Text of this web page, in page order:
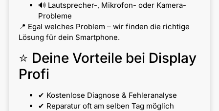
🔊 Lautsprecher-, Mikrofon- oder Kamera-
Probleme
📍 Egal welches Problem – wir finden die richtige
Lösung für dein Smartphone.
⭐ Deine Vorteile bei Display
Profi
✔ Kostenlose Diagnose & Fehleranalyse
✔ Reparatur oft am selben Tag möglich